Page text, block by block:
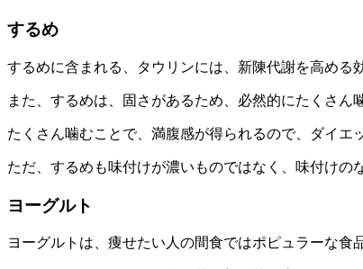
するめ
するめに含まれる、タウリンには、新陳代謝を高める
また、するめは、固さがあるため、必然的にたくさん
たくさん噛むことで、満腹感が得られるので、ダイエ
ただ、するめも味付けが濃いものではなく、味付けの
ヨーグルト
ヨーグルトは、痩せたい人の間食ではポピュラーな食